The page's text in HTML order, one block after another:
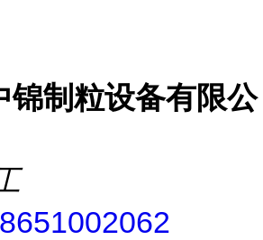
锦制粒设备有限公